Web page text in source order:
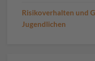
Risikoverhalten und
Jugendlichen